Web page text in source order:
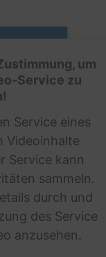
um
Service zu
Service eines
Videoinhalte
Service kann
sammeln.
durch und
des Service
anzusehen.